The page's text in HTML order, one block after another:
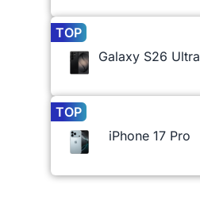
TOP
Galaxy S26 Ultra
TOP
iPhone 17 Pro